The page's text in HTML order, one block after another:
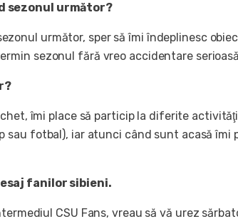
sezonul următor?
următor, sper să îmi îndeplinesc
sezonul fără vreo accidentare
îmi place să particip la diferite activităţi
sau fotbal), iar atunci când sunt acasă îmi
fanilor sibieni.
CSU Fans, vreau să vă urez